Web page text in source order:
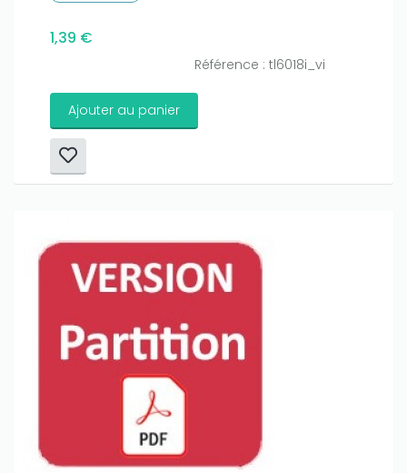
1,39 €
Référence : tl6018i_vi
Ajouter au panier